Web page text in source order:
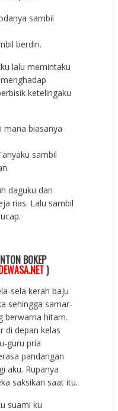
sambil
berdiri.
lalu memintaku
ketelingaku
mana biasanya
sambil
daguku dan
rias. Lalu sambil
BOKEP
)
sela kerah baju
sehingga samar-
berwarna hitam.
di depan kelas
guru pria
pandangan
aku. Rupanya
saksikan saat itu.
suami ku